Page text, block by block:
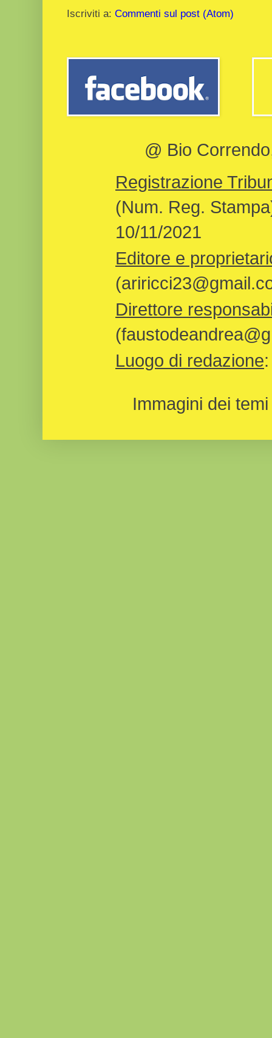
Iscriviti a: Commenti sul post (Atom)
@ Bio
Registrazione
(Num. Reg.
10/11/2021
Editore e
Direttore
Luogo di redazione
Immagini dei